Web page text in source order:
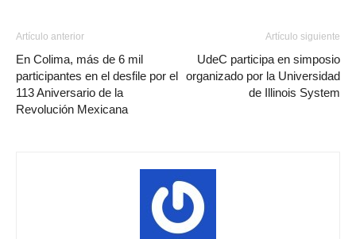
Artículo anterior
En Colima, más de 6 mil
participantes en el desfile por el
113 Aniversario de la
Revolución Mexicana
Artículo siguiente
UdeC participa en simposio
organizado por la Universidad
de Illinois System